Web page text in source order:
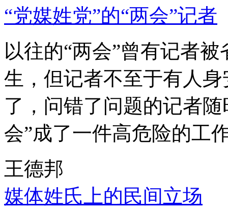
“党媒姓党”的“两会”记者
以往的“两会”曾有记者
生，但记者不至于有人
了，问错了问题的记者
会”成了一件高危险的工
王德邦
媒体姓氏上的民间立场